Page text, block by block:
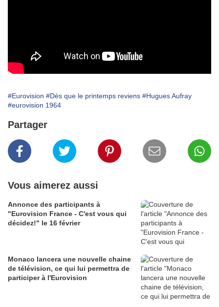
#Eurovision #Dès que le printemps reviens #Hugues Aufray
#eurovision 1964
Partager
Vous aimerez aussi
Annonce des participants à
"Eurovision France - C'est vous qui
décidez!" le 16 février
Monaco lancera une nouvelle chaine
de télévision, ce qui lui permettra de
participer à l'Eurovision